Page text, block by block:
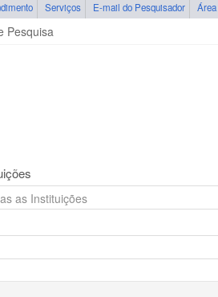
Serviços E-mail do Pesquisador
Pesquisa